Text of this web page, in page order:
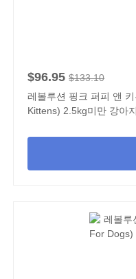
$96.95 $133.10
레볼루션 핑크 퍼피 앤
Kittens) 2.5kg미만 강아